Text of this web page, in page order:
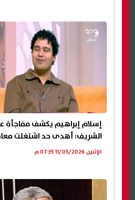
إسلام إبراهيم يكشف
الشريف: أهدى حد اشتغلت
الإثنين 11/05/2026 07:35 م